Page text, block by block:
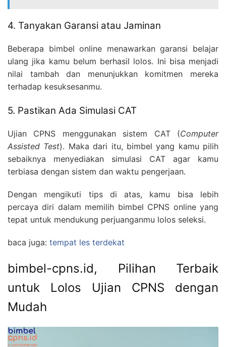
4. Tanyakan Garansi atau Jaminan
Beberapa bimbel online menawarkan garansi belajar
ulang jika kamu belum berhasil lolos. Ini bisa menjadi
nilai tambah dan menunjukkan komitmen mereka
terhadap kesuksesanmu.
5. Pastikan Ada Simulasi CAT
Ujian CPNS menggunakan sistem CAT (Computer
Assisted Test). Maka dari itu, bimbel yang kamu pilih
sebaiknya menyediakan simulasi CAT agar kamu
terbiasa dengan sistem dan waktu pengerjaan.
Dengan mengikuti tips di atas, kamu bisa lebih
percaya diri dalam memilih bimbel CPNS online yang
tepat untuk mendukung perjuanganmu lolos seleksi.
baca juga: tempat les terdekat
bimbel-cpns.id, Pilihan Terbaik
untuk Lolos Ujian CPNS dengan
Mudah